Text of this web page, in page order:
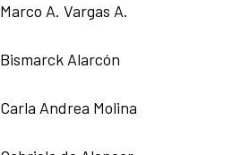
Marco A. Vargas A.
Bismarck Alarcón
Carla Andrea Molina